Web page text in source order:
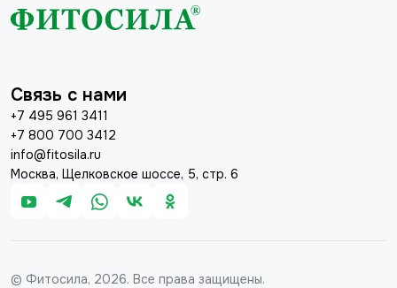
Связь с нами
+7 495 961 3411
+7 800 700 3412
info@fitosila.ru
Москва, Щелковское шоссе, 5, стр. 6
© Фитосила, 2026. Все права защищены.